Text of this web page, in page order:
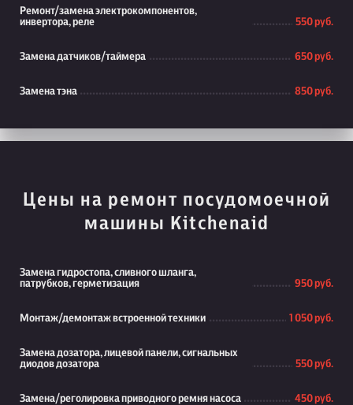
Ремонт/замена электрокомпонентов,
инвертора, реле
550 руб.
Замена датчиков/таймера 650 руб.
Замена тэна 850 руб.
Цены на ремонт посудомоечной
машины Kitchenaid
Замена гидростопа, сливного шланга,
патрубков, герметизация
950 руб.
Монтаж/демонтаж встроенной техники 1 050 руб.
Замена дозатора, лицевой панели, сигнальных
диодов дозатора
550 руб.
Замена/реголировка приводного ремня насоса 450 руб.